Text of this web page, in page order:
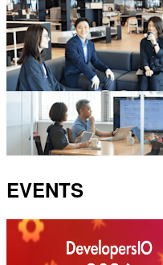
EVENTS